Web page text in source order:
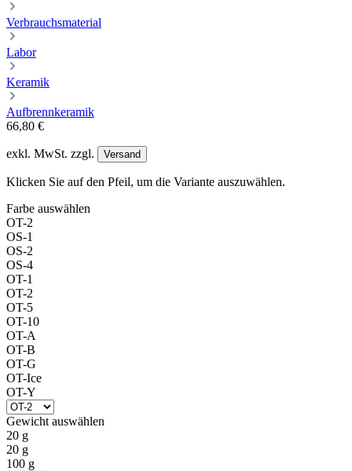
Verbrauchsmaterial
Labor
Keramik
Aufbrennkeramik
66,80 €
exkl. MwSt. zzgl. Versand
Klicken Sie auf den Pfeil, um die Variante auszuwählen.
Farbe auswählen
OT-2
OS-1
OS-2
OS-4
OT-1
OT-2
OT-5
OT-10
OT-A
OT-B
OT-G
OT-Ice
OT-Y
Gewicht auswählen
20 g
20 g
100 g